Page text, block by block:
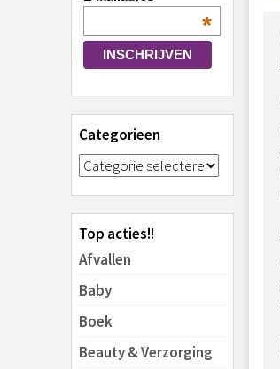
*
Categorieen
Top acties!!
Afvallen
Baby
Boek
Beauty & Verzorging